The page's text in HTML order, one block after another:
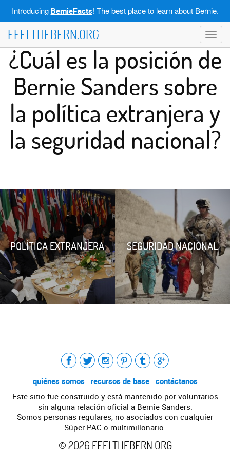
Introducing BernieFacts! The best place to learn about Bernie.
FEELTHEBERN.ORG
¿Cuál es la posición de
Bernie Sanders sobre
la política extranjera y
la seguridad nacional?
POLÍTICA EXTRANJERA SEGURIDAD NACIONAL
quiénes somos· recursos de base· contáctanos
Este sitio fue construido y está mantenido por voluntarios
sin alguna relación oficial a Bernie Sanders.
Somos personas regulares, no asociados con cualquier
Súper PAC o multimillonario.
©2026 FEELTHEBERN.ORG